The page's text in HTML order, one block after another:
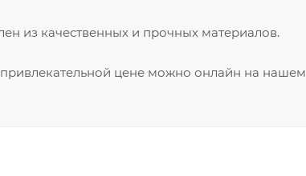
из качественных и прочных материалов.
цене можно онлайн на нашем